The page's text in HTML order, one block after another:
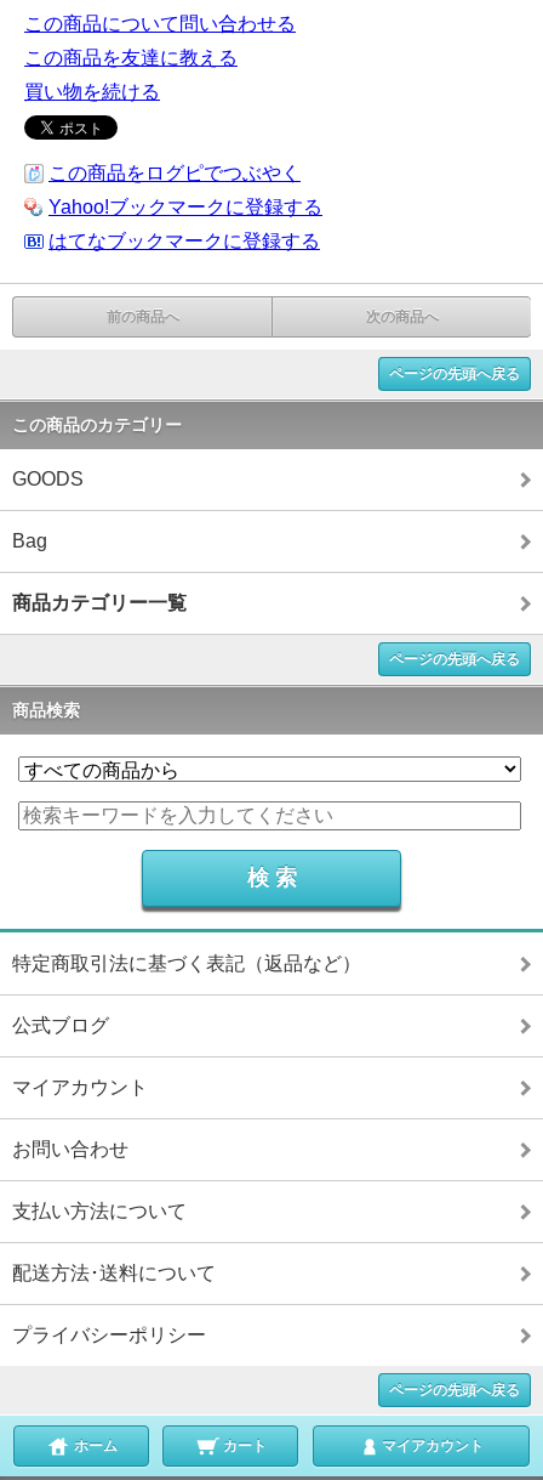
この商品について問い合わせる
この商品を友達に教える
買い物を続ける
この商品をログピでつぶやく
Yahoo!ブックマークに登録する
はてなブックマークに登録する
前の商品へ 次の商品へ
ページの先頭へ戻る
この商品のカテゴリー
GOODS
Bag
商品カテゴリー一覧
ページの先頭へ戻る
商品検索
特定商取引法に基づく表記（返品など）
公式ブログ
マイアカウント
お問い合わせ
支払い方法について
配送方法･送料について
プライバシーポリシー
ページの先頭へ戻る
ホーム カート マイアカウント